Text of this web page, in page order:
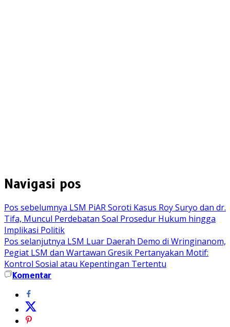
Navigasi pos
Pos sebelumnya LSM PiAR Soroti Kasus Roy Suryo dan dr.
Tifa, Muncul Perdebatan Soal Prosedur Hukum hingga
Implikasi Politik
Pos selanjutnya LSM Luar Daerah Demo di Wringinanom,
Pegiat LSM dan Wartawan Gresik Pertanyakan Motif:
Kontrol Sosial atau Kepentingan Tertentu
Komentar